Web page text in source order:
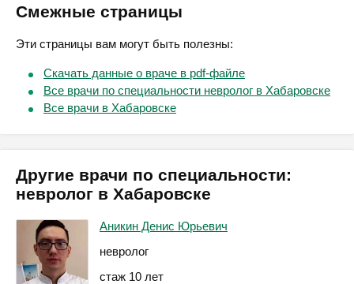
Смежные страницы
Эти страницы вам могут быть полезны:
Скачать данные о враче в pdf-файле
Все врачи по специальности невролог в Хабаровске
Все врачи в Хабаровске
Другие врачи по специальности:
невролог в Хабаровске
Аникин Денис Юрьевич
невролог
стаж 10 лет